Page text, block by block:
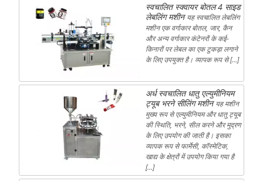
स्वचालित स्क्वायर बोतल 4 साइड
लेबलिंग मशीन यह स्वचालित लेबलिंग
मशीन एक वर्गाकार बोतल, जार, कैन
और अन्य वर्गाकार कंटेनरों के कई-
किनारों पर लेबल का एक टुकड़ा लगाने
के लिए उपयुक्त है। व्यापक रूप से […]
अर्ध स्वचालित धातु एल्युमीनियम
ट्यूब भरने सीलिंग मशीन यह मशीन
मुख्य रूप से एल्युमीनियम और धातु ट्यूब
की स्थिति, भरने, सील करने और मुद्रण
के लिए उपयोग की जाती है। इसका
व्यापक रूप से फार्मेसी, कॉस्मेटिक,
खाद्य के क्षेत्रों में उपयोग किया गया है
[…]